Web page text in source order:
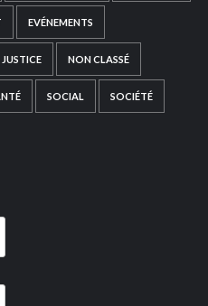
EVÉNEMENTS
JUSTICE NON CLASSÉ
SOCIAL SOCIÉTÉ